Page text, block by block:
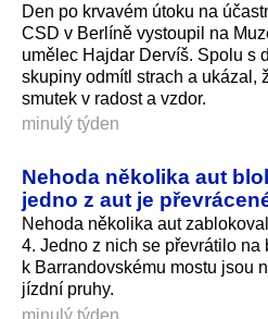
Den po krvavém útoku na
CSD v Berlíně vystoupil na
umělec Hajdar Dervíš. Spolu s
skupiny odmítl strach a ukázal,
smutek v radost a vzdor.
minulý týden
Nehoda několika aut
jedno z aut je
Nehoda několika aut
4. Jedno z nich se převrátilo na
k Barrandovskému mostu jsou
jízdní pruhy.
minulý týden